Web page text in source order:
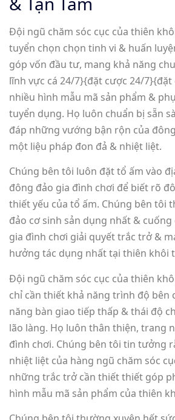
Đội ngũ chăm sóc cục của thiên
tuyển chọn chọn tinh vi & huấn
góp vốn đầu tư, mang khả năng
lĩnh vực cá 24/7}{đặt cược 24/
nhiều hình mẫu mã sản phẩm &
tuyển dụng. Họ luôn chuẩn bị sẵn
đáp những vướng bận rộn của
một liệu pháp đon đả & nhiệt liệt.
Chúng bên tôi luôn đặt tổ ấm vào
đông đảo gia đình chơi để biết rõ
thiết yếu của tổ ấm. Chúng bên tôi
đảo cơ sinh sản dụng nhất &
gia đình chơi giải quyết trắc trở &
hưởng tác dụng nhất tại thiên khôi
Đội ngũ chăm sóc cục của thiên
chỉ cần thiết khả năng trình độ bên
năng bàn giao tiếp thấp & thái độ
lão làng. Họ luôn thân thiện, trang
đình chơi. Chúng bên tôi tin tưởng
nhiệt liệt của hàng ngũ chăm sóc
những trắc trở cần thiết thiết góp
hình mẫu mã sản phẩm của thiên